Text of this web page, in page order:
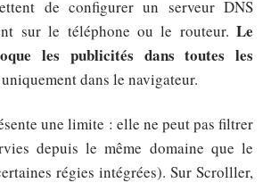
de configurer un serveur DNS
sur le téléphone ou le routeur. Le
les publicités dans toutes les
uniquement dans le navigateur.
une limite : elle ne peut pas filtrer
depuis le même domaine que le
régies intégrées). Sur Scrolller,